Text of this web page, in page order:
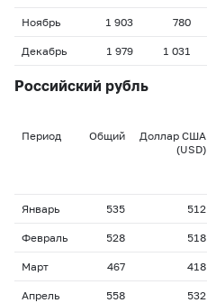
Ноябрь 1 903 780
Декабрь 1 979 1 031
Российский рубль
Период Общий
Доллар США
(USD)
Январь 535 512
Февраль 528 518
Март 467 418
Апрель 558 532